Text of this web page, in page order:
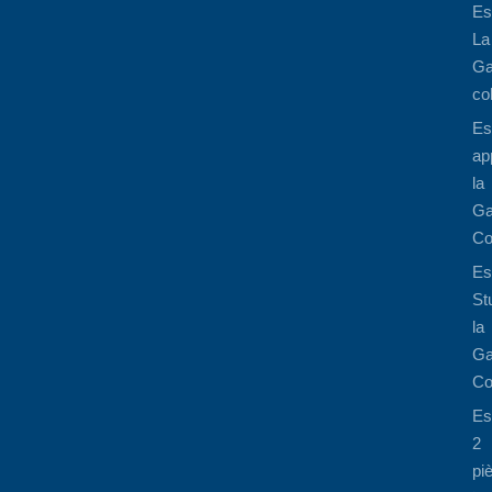
La
la
la
2